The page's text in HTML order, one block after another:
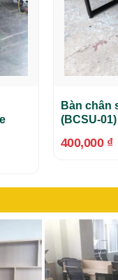
Bàn chân
(BCSU-01)
400,000 ₫